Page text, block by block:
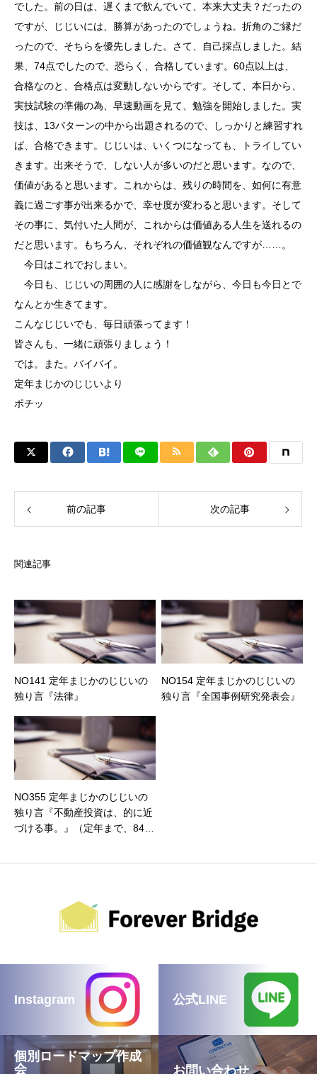
でした。前の日は、遅くまで飲んでいて、本来大丈夫？だったの
ですが、じじいには、勝算があったのでしょうね。折角のご縁だ
ったので、そちらを優先しました。さて、自己採点しました。結
果、74点でしたので、恐らく、合格しています。60点以上は、
合格なのと、合格点は変動しないからです。そして、本日から、
実技試験の準備の為、早速動画を見て、勉強を開始しました。実
技は、13パターンの中から出題されるので、しっかりと練習すれ
ば、合格できます。じじいは、いくつになっても、トライしてい
きます。出来そうで、しない人が多いのだと思います。なので、
価値があると思います。これからは、残りの時間を、如何に有意
義に過ごす事が出来るかで、幸せ度が変わると思います。そして
その事に、気付いた人間が、これからは価値ある人生を送れるの
だと思います。もちろん、それぞれの価値観なんですが……。
今日はこれでおしまい。
今日も、じじいの周囲の人に感謝をしながら、今日も今日とで
なんとか生きてます。
こんなじじいでも、毎日頑張ってます！
皆さんも、一緒に頑張りましょう！
では。また。バイバイ。
定年まじかのじじいより
ポチッ
前の記事 次の記事
関連記事
NO141 定年まじかのじじいの
独り言『法律』
NO154 定年まじかのじじいの
独り言『全国事例研究発表会』
NO355 定年まじかのじじいの
独り言『不動産投資は、的に近
づける事。』（定年まで、843
Instagram 公式LINE
個別ロードマップ作成
会
お問い合わせ